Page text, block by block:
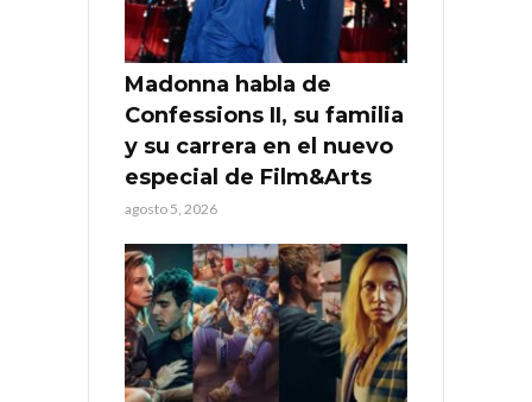
Madonna habla de
Confessions II, su familia
y su carrera en el nuevo
especial de Film&Arts
agosto 5, 2026